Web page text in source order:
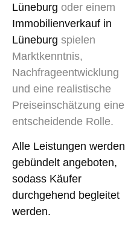
Lüneburg oder einem
Immobilienverkauf in
Lüneburg spielen
Marktkenntnis,
Nachfrageentwicklung
und eine realistische
Preiseinschätzung eine
entscheidende Rolle.
Alle Leistungen werden
gebündelt angeboten,
sodass Käufer
durchgehend begleitet
werden.